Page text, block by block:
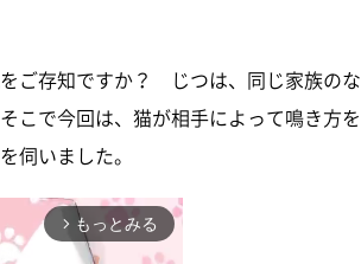
ご存知ですか？ じつは、同じ家族のな
こで今回は、猫が相手によって鳴き方を
伺いました。
arrow_forward_ios もっとみる